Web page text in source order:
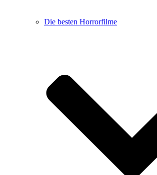
Die besten Horrorfilme